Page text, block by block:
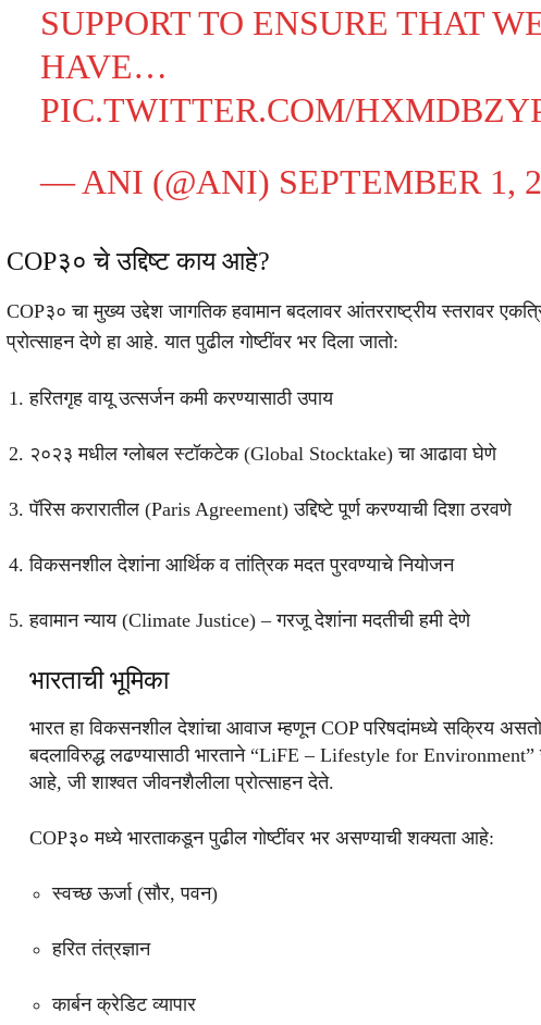
SUPPORT TO ENSURE THAT
HAVE…
PIC.TWITTER.COM/
— ANI (@ANI) SEPTEMBER 1,
COP३० चे उद्दिष्ट काय आहे?
COP३० चा मुख्य उद्देश जागतिक हवामान बदलावर आंतरराष्ट्रीय स्तरावर
प्रोत्साहन देणे हा आहे. यात पुढील गोष्टींवर भर दिला जातो:
हरितगृह वायू उत्सर्जन कमी करण्यासाठी उपाय
२०२३ मधील ग्लोबल स्टॉकटेक (Global Stocktake) चा आढावा घेणे
पॅरिस करारातील (Paris Agreement) उद्दिष्टे पूर्ण करण्याची दिशा ठरवणे
विकसनशील देशांना आर्थिक व तांत्रिक मदत पुरवण्याचे नियोजन
हवामान न्याय (Climate Justice) – गरजू देशांना मदतीची हमी देणे
भारताची भूमिका
भारत हा विकसनशील देशांचा आवाज म्हणून COP परिषदांमध्ये सक्रिय
बदलाविरुद्ध लढण्यासाठी भारताने “LiFE – Lifestyle for Environment”
आहे, जी शाश्वत जीवनशैलीला प्रोत्साहन देते.
COP३० मध्ये भारताकडून पुढील गोष्टींवर भर असण्याची शक्यता आहे:
स्वच्छ ऊर्जा (सौर, पवन)
हरित तंत्रज्ञान
कार्बन क्रेडिट व्यापार